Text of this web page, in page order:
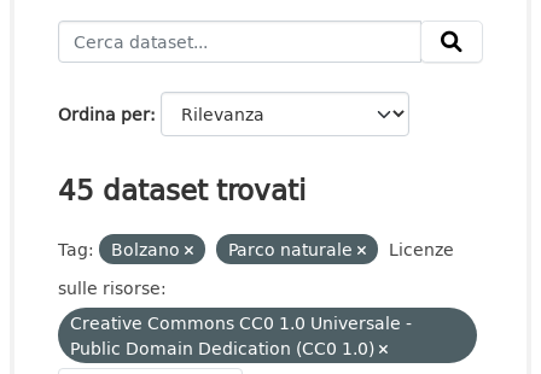
Ordina per
45 dataset trovati
Tag: Bolzano Parco naturale
Licenze
sulle risorse:
Creative Commons CC0 1.0 Universale -
Public Domain Dedication (CC0 1.0)